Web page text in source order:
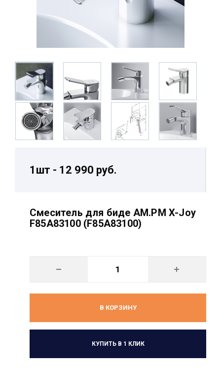
1шт - 12 990 руб.
Смеситель для биде AM.PM X-Joy
F85A83100 (F85A83100)
В КОРЗИНУ
КУПИТЬ В 1 КЛИК